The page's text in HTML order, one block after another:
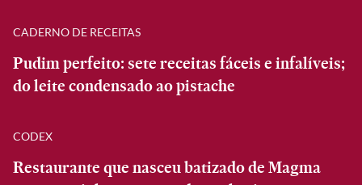
CADERNO DE RECEITAS
Pudim perfeito: sete receitas fáceis e infalíveis;
do leite condensado ao pistache
CODEX
Restaurante que nasceu batizado de Magma